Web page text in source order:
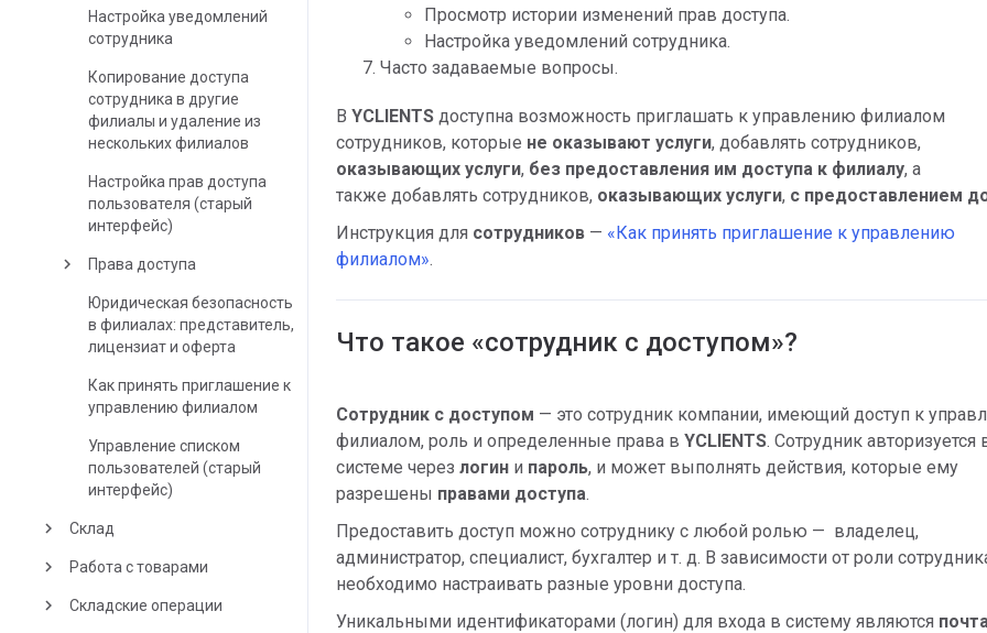
Настройка уведомлений
сотрудника
Копирование доступа
сотрудника в другие
филиалы и удаление из
нескольких филиалов
Настройка прав доступа
пользователя (старый
интерфейс)
keyboard_arrow_right Права доступа
Юридическая безопасность
в филиалах: представитель,
лицензиат и оферта
Как принять приглашение к
управлению филиалом
Управление списком
пользователей (старый
интерфейс)
keyboard_arrow_right Склад
keyboard_arrow_right Работа с товарами
keyboard_arrow_right Складские операции
Просмотр истории изменений прав доступа.
Настройка уведомлений сотрудника.
Часто задаваемые вопросы.
В YCLIENTS доступна возможность приглашать к управлению филиалом
сотрудников, которые не оказывают услуги, добавлять сотрудников,
оказывающих услуги, без предоставления им доступа к филиалу, а
также добавлять сотрудников, оказывающих услуги, с предоставлением
Инструкция для сотрудников — «Как принять приглашение к управлению
филиалом».
Что такое «сотрудник с доступом»?
Сотрудник с доступом — это сотрудник компании, имеющий доступ к
филиалом, роль и определенные права в YCLIENTS. Сотрудник авторизуется
системе через логин и пароль, и может выполнять действия, которые ему
разрешены правами доступа.
Предоставить доступ можно сотруднику с любой ролью — владелец,
администратор, специалист, бухгалтер и т. д. В зависимости от роли
необходимо настраивать разные уровни доступа.
Уникальными идентификаторами (логин) для входа в систему являются